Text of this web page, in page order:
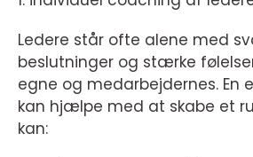
Ledere står ofte alene med
beslutninger og stærke
egne og medarbejdernes. En
kan hjælpe med at skabe et
kan: